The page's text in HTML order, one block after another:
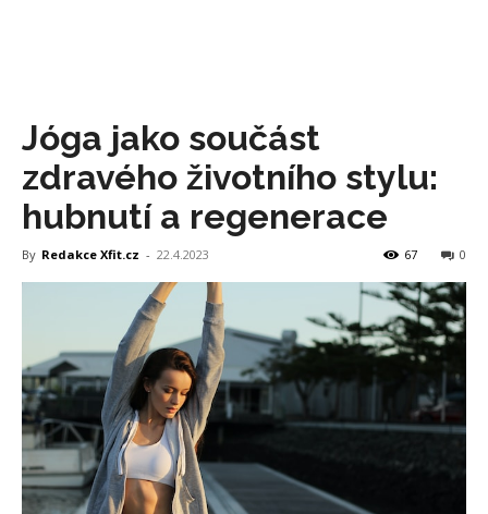
Jóga jako součást
zdravého životního stylu:
hubnutí a regenerace
By Redakce Xfit.cz - 22.4.2023 0
67